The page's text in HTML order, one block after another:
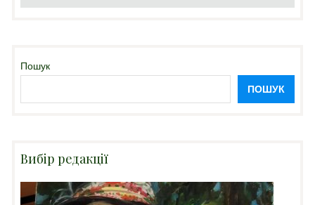
Пошук
ПОШУК
Вибір редакції